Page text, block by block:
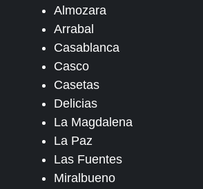
Almozara
Arrabal
Casablanca
Casco
Casetas
Delicias
La Magdalena
La Paz
Las Fuentes
Miralbueno